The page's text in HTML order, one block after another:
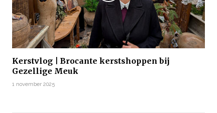
Kerstvlog | Brocante kerstshoppen bij
Gezellige Meuk
1 november 2025